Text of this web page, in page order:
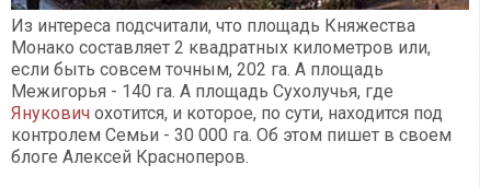
Из интереса подсчитали, что площадь Княжества
Монако составляет 2 квадратных километров или,
если быть совсем точным, 202 га. А площадь
Межигорья - 140 га. А площадь Сухолучья, где
Янукович охотится, и которое, по сути, находится под
контролем Семьи - 30 000 га. Об этом пишет в своем
блоге Алексей Красноперов.